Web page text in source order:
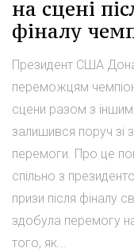
на сцені
фіналу
Президент США
переможцям
сцени разом з
залишився поруч зі
перемоги. Про це
спільно з
призи після фіналу
здобула перемогу
того, як...